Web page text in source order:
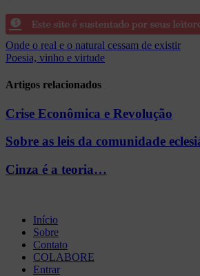
Navegação
de
Post
Onde o real e o natural cessam de existir
Poesia, vinho e virtude
Artigos relacionados
Crise Econômica e Revolução
Sobre as leis da comunidade
Cinza é a teoria…
Início
Sobre
Contato
COLABORE
Entrar